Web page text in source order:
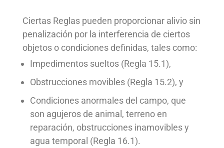
Ciertas Reglas pueden proporcionar alivio sin
penalización por la interferencia de ciertos
objetos o condiciones definidas, tales como:
Impedimentos sueltos (Regla 15.1),
Obstrucciones movibles (Regla 15.2), y
Condiciones anormales del campo, que
son agujeros de animal, terreno en
reparación, obstrucciones inamoviblesy
agua temporal (Regla 16.1).